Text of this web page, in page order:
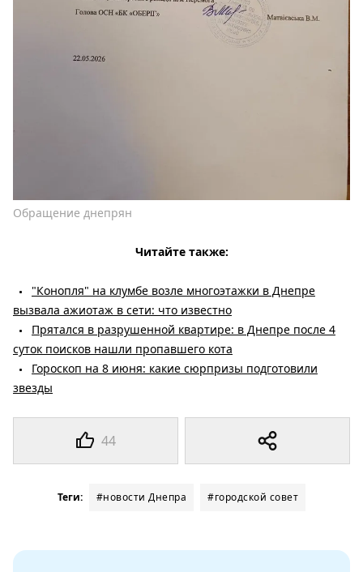
44
Обращение днепрян
Читайте также:
"Конопля" на клумбе возле многоэтажки в Днепре
вызвала ажиотаж в сети: что известно
Прятался в разрушенной квартире: в Днепре после 4
суток поисков нашли пропавшего кота
Гороскоп на 8 июня: какие сюрпризы подготовили
звезды
Теги: #новости Днепра #городской совет